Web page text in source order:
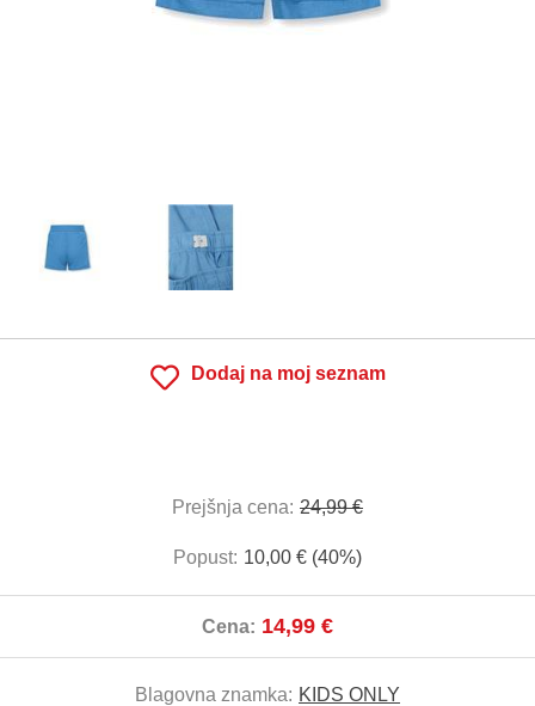
Dodaj na moj seznam
Prejšnja cena: 24,99 €
Popust: 10,00 € (40%)
Cena: 14,99 €
Blagovna znamka: KIDS ONLY